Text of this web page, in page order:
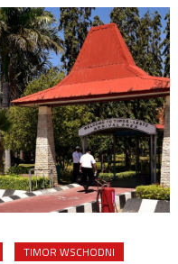
TIMOR WSCHODNI